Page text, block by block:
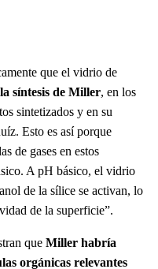
que el vidrio de
síntesis de Miller, en los
sintetizados y en su
Esto es así porque
de gases en estos
A pH básico, el vidrio
de la sílice se activan, lo
de la superficie”.
que Miller habría
orgánicas relevantes